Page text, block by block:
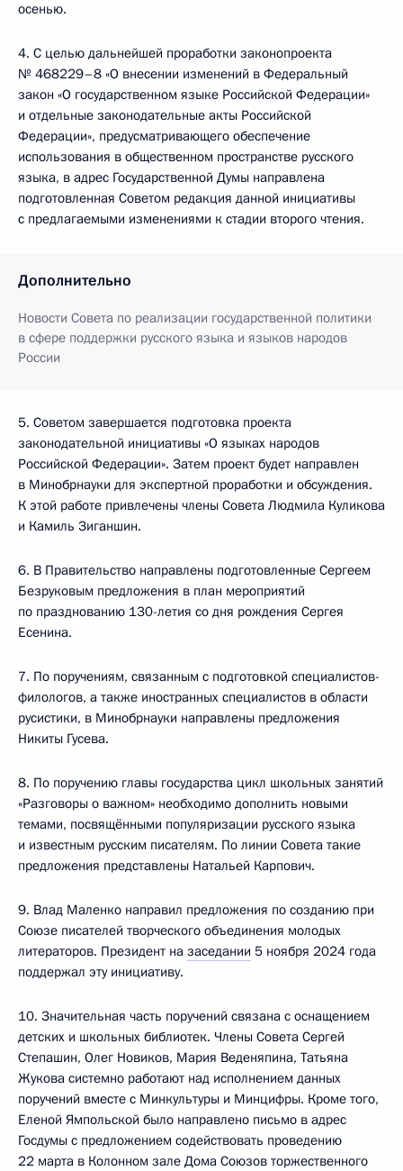
осенью.
4. С целью дальнейшей проработки законопроекта
№ 468229–8 «О внесении изменений в Федеральный
закон «О государственном языке Российской Федерации»
и отдельные законодательные акты Российской
Федерации», предусматривающего обеспечение
использования в общественном пространстве русского
языка, в адрес Государственной Думы направлена
подготовленная Советом редакция данной инициативы
с предлагаемыми изменениями к стадии второго чтения.
Дополнительно
Новости Совета по реализации государственной политики
в сфере поддержки русского языка и языков народов
России
5. Советом завершается подготовка проекта
законодательной инициативы «О языках народов
Российской Федерации». Затем проект будет направлен
в Минобрнауки для экспертной проработки и обсуждения.
К этой работе привлечены члены Совета Людмила Куликова
и Камиль Зиганшин.
6. В Правительство направлены подготовленные Сергеем
Безруковым предложения в план мероприятий
по празднованию 130-летия со дня рождения Сергея
Есенина.
7. По поручениям, связанным с подготовкой специалистов-
филологов, а также иностранных специалистов в области
русистики, в Минобрнауки направлены предложения
Никиты Гусева.
8. По поручению главы государства цикл школьных занятий
«Разговоры о важном» необходимо дополнить новыми
темами, посвящёнными популяризации русского языка
и известным русским писателям. По линии Совета такие
предложения представлены Натальей Карпович.
9. Влад Маленко направил предложения по созданию при
Союзе писателей творческого объединения молодых
литераторов. Президент на заседании 5 ноября 2024 года
поддержал эту инициативу.
10. Значительная часть поручений связана с оснащением
детских и школьных библиотек. Члены Совета Сергей
Степашин, Олег Новиков, Мария Веденяпина, Татьяна
Жукова системно работают над исполнением данных
поручений вместе с Минкультуры и Минцифры. Кроме того,
Еленой Ямпольской было направлено письмо в адрес
Госдумы с предложением содействовать проведению
22 марта в Колонном зале Дома Союзов торжественного